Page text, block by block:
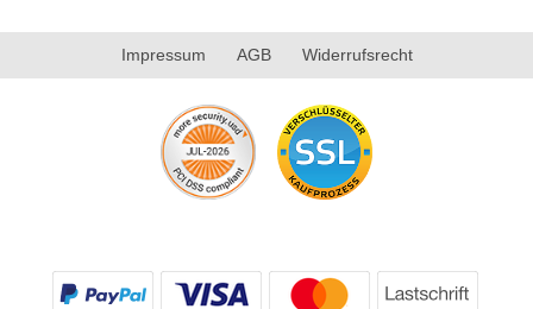
Impressum AGB Widerrufsrecht